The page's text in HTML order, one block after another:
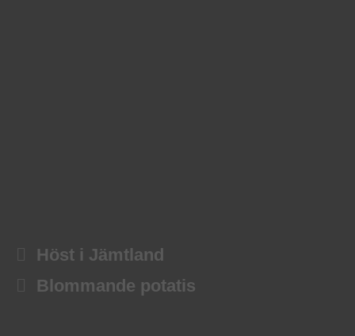
Höst i Jämtland
Blommande potatis